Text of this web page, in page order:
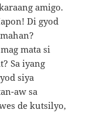
amigo.
Di gyod
mata si
Sa iyang
siya
aw sa
de kutsilyo,